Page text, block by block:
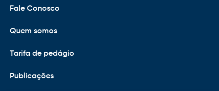
Fale Conosco
Quem somos
Tarifa de pedágio
Publicações